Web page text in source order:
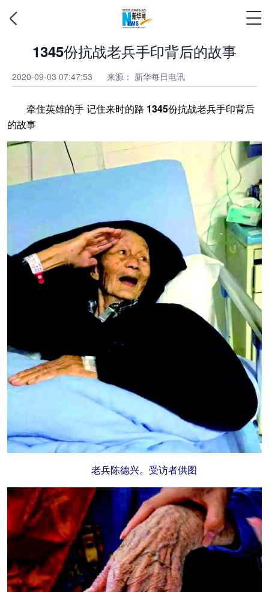
1345份抗战老兵手印背后的故事
2020-09-03 07:47:53 来源： 新华每日电讯
牵住英雄的手 记住来时的路 1345份抗战老兵手印背后
的故事
老兵陈德兴。受访者供图